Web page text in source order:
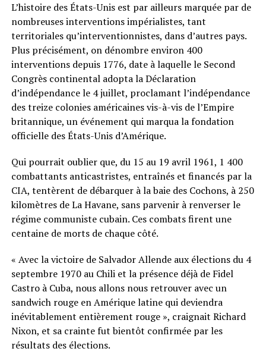
L’histoire des États-Unis est par ailleurs marquée par de
nombreuses interventions impérialistes, tant
territoriales qu’interventionnistes, dans d’autres pays.
Plus précisément, on dénombre environ 400
interventions depuis 1776, date à laquelle le Second
Congrès continental adopta la Déclaration
d’indépendance le 4 juillet, proclamant l’indépendance
des treize colonies américaines vis-à-vis de l’Empire
britannique, un événement qui marqua la fondation
officielle des États-Unis d’Amérique.
Qui pourrait oublier que, du 15 au 19 avril 1961, 1 400
combattants anticastristes, entraînés et financés par la
CIA, tentèrent de débarquer à la baie des Cochons, à 250
kilomètres de La Havane, sans parvenir à renverser le
régime communiste cubain. Ces combats firent une
centaine de morts de chaque côté.
« Avec la victoire de Salvador Allende aux élections du 4
septembre 1970 au Chili et la présence déjà de Fidel
Castro à Cuba, nous allons nous retrouver avec un
sandwich rouge en Amérique latine qui deviendra
inévitablement entièrement rouge », craignait Richard
Nixon, et sa crainte fut bientôt confirmée par les
résultats des élections.